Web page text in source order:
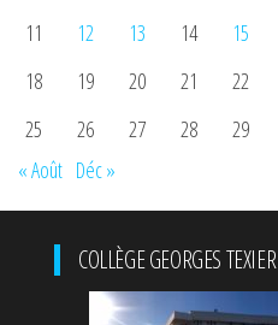
11
12 13 14 15
18
19 20 21 22
25
26 27 28 29
« Août Déc »
COLLÈGE GEORGES TEXIER